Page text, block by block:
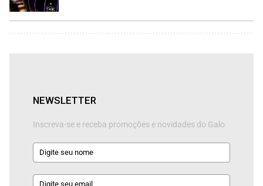
NEWSLETTER
Inscreva-se e receba promoções e novidades do Galo